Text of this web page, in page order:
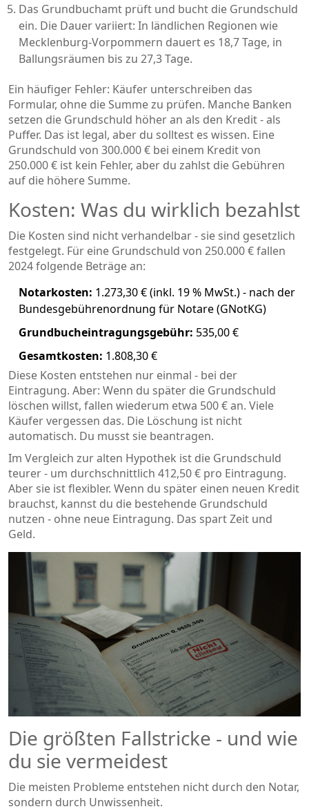
Das Grundbuchamt prüft und bucht die Grundschuld
ein. Die Dauer variiert: In ländlichen Regionen wie
Mecklenburg-Vorpommern dauert es 18,7 Tage, in
Ballungsräumen bis zu 27,3 Tage.
Ein häufiger Fehler: Käufer unterschreiben das
Formular, ohne die Summe zu prüfen. Manche Banken
setzen die Grundschuld höher an als den Kredit - als
Puffer. Das ist legal, aber du solltest es wissen. Eine
Grundschuld von 300.000 € bei einem Kredit von
250.000 € ist kein Fehler, aber du zahlst die Gebühren
auf die höhere Summe.
Kosten: Was du wirklich bezahlst
Die Kosten sind nicht verhandelbar - sie sind gesetzlich
festgelegt. Für eine Grundschuld von 250.000 € fallen
2024 folgende Beträge an:
Notarkosten: 1.273,30 € (inkl. 19 % MwSt.) - nach der
Bundesgebührenordnung für Notare (GNotKG)
Grundbucheintragungsgebühr: 535,00 €
Gesamtkosten: 1.808,30 €
Diese Kosten entstehen nur einmal - bei der
Eintragung. Aber: Wenn du später die Grundschuld
löschen willst, fallen wiederum etwa 500 € an. Viele
Käufer vergessen das. Die Löschung ist nicht
automatisch. Du musst sie beantragen.
Im Vergleich zur alten Hypothek ist die Grundschuld
teurer - um durchschnittlich 412,50 € pro Eintragung.
Aber sie ist flexibler. Wenn du später einen neuen Kredit
brauchst, kannst du die bestehende Grundschuld
nutzen - ohne neue Eintragung. Das spart Zeit und
Geld.
Die größten Fallstricke - und wie
du sie vermeidest
Die meisten Probleme entstehen nicht durch den Notar,
sondern durch Unwissenheit.